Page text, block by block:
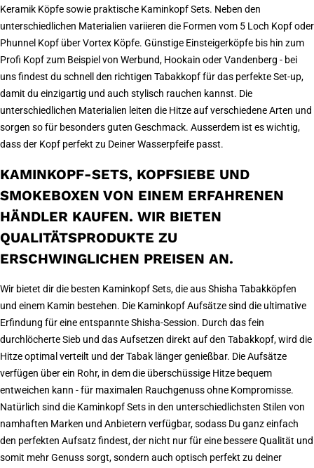
Keramik Köpfe sowie praktische Kaminkopf Sets. Neben den
unterschiedlichen Materialien variieren die Formen vom 5 Loch Kopf oder
Phunnel Kopf über Vortex Köpfe. Günstige Einsteigerköpfe bis hin zum
Profi Kopf zum Beispiel von Werbund, Hookain oder Vandenberg - bei
uns findest du schnell den richtigen Tabakkopf für das perfekte Set-up,
damit du einzigartig und auch stylisch rauchen kannst. Die
unterschiedlichen Materialien leiten die Hitze auf verschiedene Arten und
sorgen so für besonders guten Geschmack. Ausserdem ist es wichtig,
dass der Kopf perfekt zu Deiner Wasserpfeife passt.
KAMINKOPF-SETS, KOPFSIEBE UND
SMOKEBOXEN VON EINEM ERFAHRENEN
HÄNDLER KAUFEN. WIR BIETEN
QUALITÄTSPRODUKTE ZU
ERSCHWINGLICHEN PREISEN AN.
Wir bietet dir die besten Kaminkopf Sets, die aus Shisha Tabakköpfen
und einem Kamin bestehen. Die Kaminkopf Aufsätze sind die ultimative
Erfindung für eine entspannte Shisha-Session. Durch das fein
durchlöcherte Sieb und das Aufsetzen direkt auf den Tabakkopf, wird die
Hitze optimal verteilt und der Tabak länger genießbar. Die Aufsätze
verfügen über ein Rohr, in dem die überschüssige Hitze bequem
entweichen kann - für maximalen Rauchgenuss ohne Kompromisse.
Natürlich sind die Kaminkopf Sets in den unterschiedlichsten Stilen von
namhaften Marken und Anbietern verfügbar, sodass Du ganz einfach
den perfekten Aufsatz findest, der nicht nur für eine bessere Qualität und
somit mehr Genuss sorgt, sondern auch optisch perfekt zu deiner